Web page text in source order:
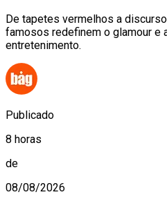
De tapetes vermelhos a
famosos redefinem o glamour e
entretenimento.
Publicado
8 horas
de
08/08/2026